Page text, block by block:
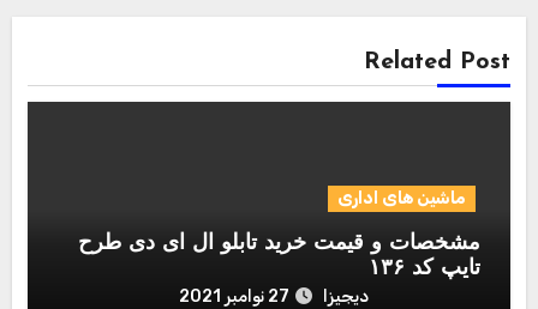
Related Post
ماشین های اداری
مشخصات و قیمت خرید تابلو ال ای دی طرح
تایپ کد ۱۳۶
دیجیزا 27 نوامبر 2021